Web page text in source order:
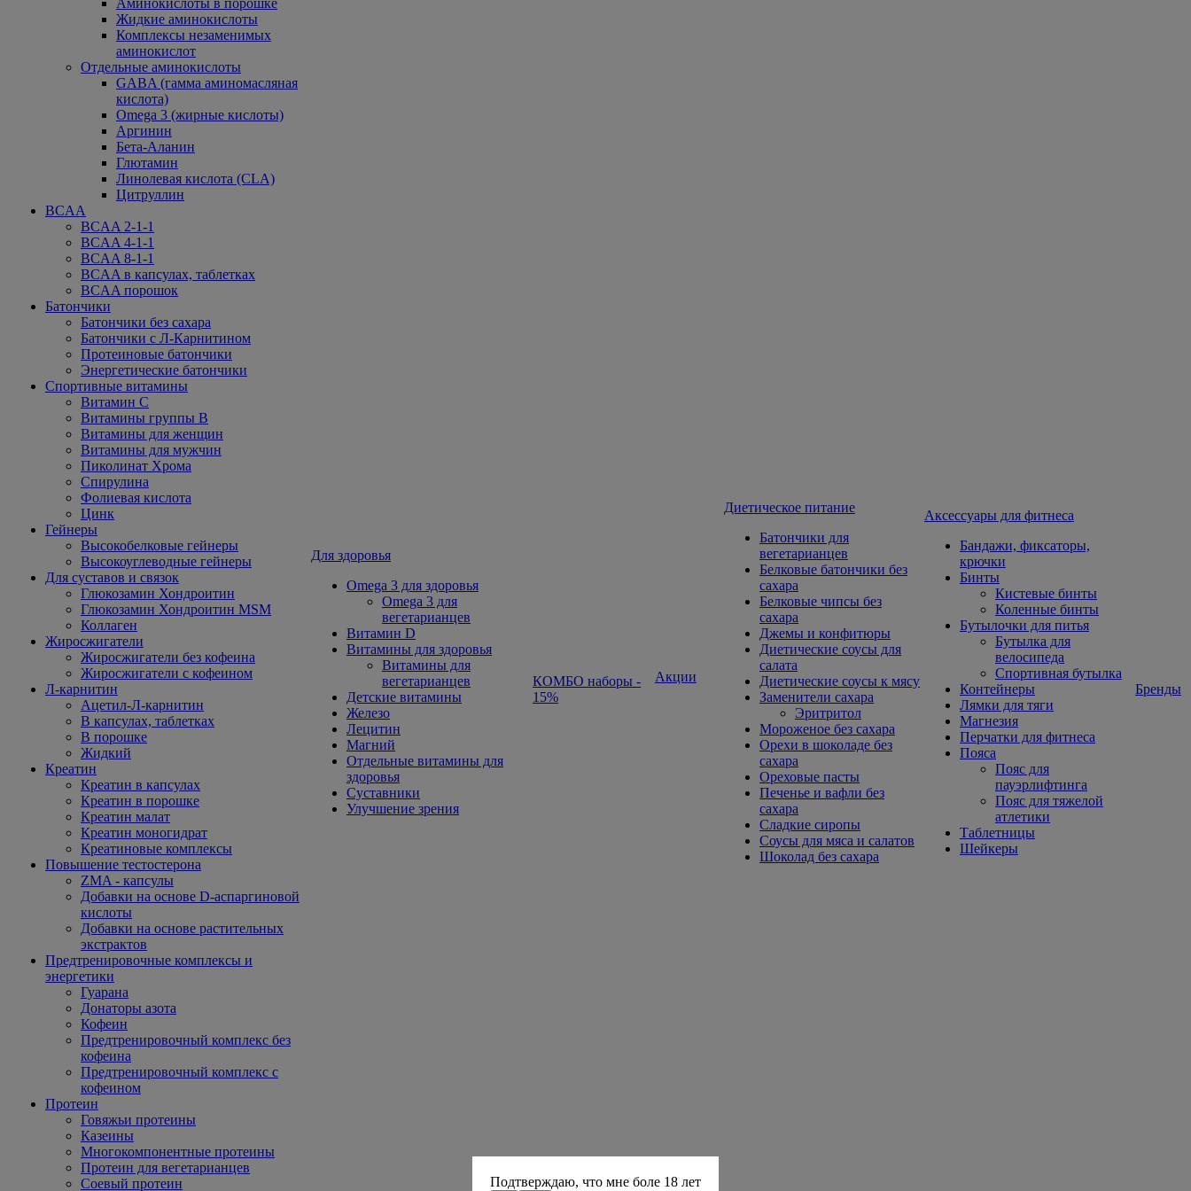
Аминокислоты в порошке
Жидкие аминокислоты
Комплексы незаменимых
аминокислот
Отдельные аминокислоты
GABA (гамма аминомасляная
кислота)
Omega 3 (жирные кислоты)
Аргинин
Бета-Аланин
Глютамин
Линолевая кислота (CLA)
Цитруллин
BCAA
BCAA 2-1-1
BCAA 4-1-1
BCAA 8-1-1
BCAA в капсулах, таблетках
BCAA порошок
Батончики
Батончики без сахара
Батончики с Л-Карнитином
Протеиновые батончики
Энергетические батончики
Спортивные витамины
Витамин С
Витамины группы В
Витамины для женщин
Витамины для мужчин
Пиколинат Хрома
Спирулина
Фолиевая кислота
Цинк
Гейнеры
Высокобелковые гейнеры
Высокоуглеводные гейнеры
Для суставов и связок
Глюкозамин Хондроитин
Глюкозамин Хондроитин MSM
Коллаген
Жиросжигатели
Жиросжигатели без кофеина
Жиросжигатели с кофеином
Л-карнитин
Ацетил-Л-карнитин
В капсулах, таблетках
В порошке
Жидкий
Креатин
Креатин в капсулах
Креатин в порошке
Креатин малат
Креатин моногидрат
Креатиновые комплексы
Повышение тестостерона
ZMA - капсулы
Добавки на основе D-аспаргиновой
кислоты
Добавки на основе растительных
экстрактов
Предтренировочные комплексы и
энергетики
Гуарана
Донаторы азота
Кофеин
Предтренировочный комплекс без
кофеина
Предтренировочный комплекс с
кофеином
Протеин
Говяжьи протеины
Казеины
Многокомпонентные протеины
Протеин для вегетарианцев
Соевый протеин
Для здоровья
Omega 3 для здоровья
Omega 3 для
вегетарианцев
Витамин D
Витамины для здоровья
Витамины для
вегетарианцев
Детские витамины
Железо
Лецитин
Магний
Отдельные витамины для
здоровья
Суставники
Улучшение зрения
КОМБО наборы -
15%
Акции
Диетическое питание
Батончики для
вегетарианцев
Белковые батончики без
сахара
Белковые чипсы без
сахара
Джемы и конфитюры
Диетические соусы для
салата
Диетические соусы к мясу
Заменители сахара
Эритритол
Мороженое без сахара
Орехи в шоколаде без
сахара
Ореховые пасты
Печенье и вафли без
сахара
Сладкие сиропы
Соусы для мяса и салатов
Шоколад без сахара
Aксессуары для фитнеса
Бандажи, фиксаторы,
крючки
Бинты
Кистевые бинты
Коленные бинты
Бутылочки для питья
Бутылка для
велосипеда
Спортивная бутылка
Контейнеры
Лямки для тяги
Магнезия
Перчатки для фитнеса
Пояса
Пояс для
пауэрлифтинга
Пояс для тяжелой
атлетики
Таблетницы
Шейкеры
Бренды
Подтверждаю, что мне боле 18 лет